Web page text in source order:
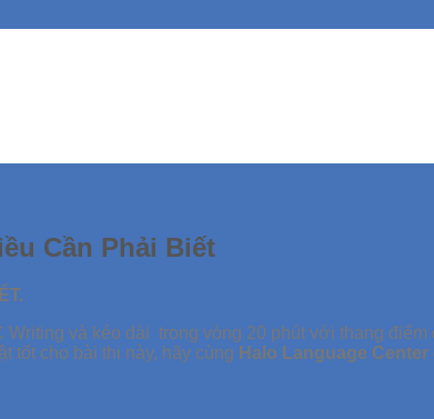
Cần Phải Biết
và kéo dài trong vòng 20 phút với thang
tốt cho bài thi này, hãy cùng Halo Language Center